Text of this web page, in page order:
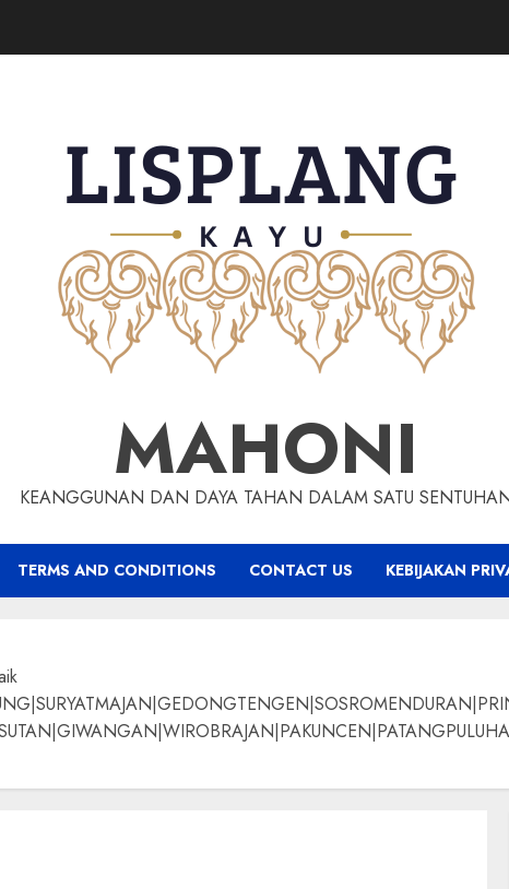
MAHONI
KEANGGUNAN DAN DAYA TAHAN DALAM SATU
TERMS AND CONDITIONS CONTACT US KEBIJAKAN